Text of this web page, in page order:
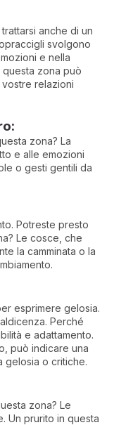
anche di un
svolgono
e nella
zona può
relazioni
zona? La
e alle emozioni
o gesti gentili da
Potreste presto
Le cosce, che
la camminata o la
esprimere gelosia.
Perché
e adattamento.
può indicare una
gelosia o critiche.
zona? Le
Un prurito in questa